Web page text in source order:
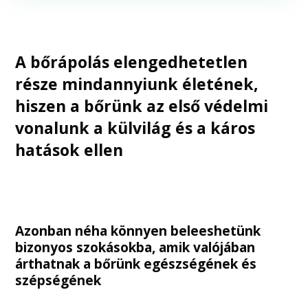
A bőrápolás elengedhetetlen
része mindannyiunk életének,
hiszen a bőrünk az első védelmi
vonalunk a külvilág és a káros
hatások ellen
Azonban néha könnyen beleeshetünk
bizonyos szokásokba, amik valójában
árthatnak a bőrünk egészségének és
szépségének